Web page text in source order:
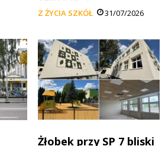
Z ŻYCIA SZKÓŁ 31/07/2026
Żłobek przy SP 7 bliski